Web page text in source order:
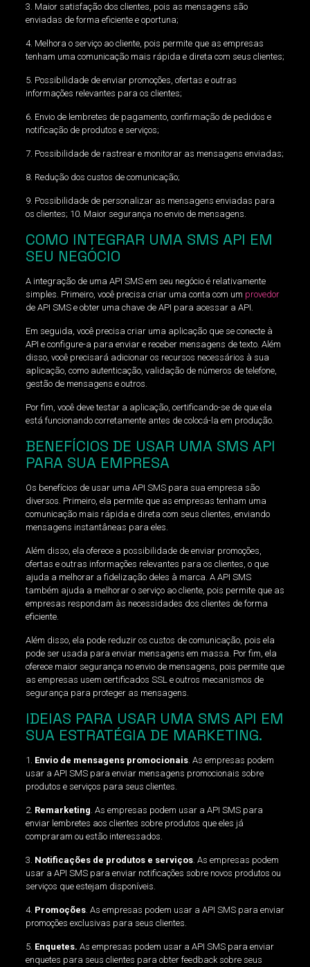
3. Maior satisfação dos clientes, pois as mensagens são
enviadas de forma eficiente e oportuna;
4. Melhora o serviço ao cliente, pois permite que as empresas
tenham uma comunicação mais rápida e direta com seus clientes;
5. Possibilidade de enviar promoções, ofertas e outras
informações relevantes para os clientes;
6. Envio de lembretes de pagamento, confirmação de pedidos e
notificação de produtos e serviços;
7. Possibilidade de rastrear e monitorar as mensagens enviadas;
8. Redução dos custos de comunicação;
9. Possibilidade de personalizar as mensagens enviadas para
os clientes; 10. Maior segurança no envio de mensagens.
COMO INTEGRAR UMA SMS API EM
SEU NEGÓCIO
A integração de uma API SMS em seu negócio é relativamente
simples. Primeiro, você precisa criar uma conta com um provedor
de API SMS e obter uma chave de API para acessar a API.
Em seguida, você precisa criar uma aplicação que se conecte à
API e configure-a para enviar e receber mensagens de texto. Além
disso, você precisará adicionar os recursos necessários à sua
aplicação, como autenticação, validação de números de telefone,
gestão de mensagens e outros.
Por fim, você deve testar a aplicação, certificando-se de que ela
está funcionando corretamente antes de colocá-la em produção.
BENEFÍCIOS DE USAR UMA SMS API
PARA SUA EMPRESA
Os benefícios de usar uma API SMS para sua empresa são
diversos. Primeiro, ela permite que as empresas tenham uma
comunicação mais rápida e direta com seus clientes, enviando
mensagens instantâneas para eles.
Além disso, ela oferece a possibilidade de enviar promoções,
ofertas e outras informações relevantes para os clientes, o que
ajuda a melhorar a fidelização deles à marca. A API SMS
também ajuda a melhorar o serviço ao cliente, pois permite que as
empresas respondam às necessidades dos clientes de forma
eficiente.
Além disso, ela pode reduzir os custos de comunicação, pois ela
pode ser usada para enviar mensagens em massa. Por fim, ela
oferece maior segurança no envio de mensagens, pois permite que
as empresas usem certificados SSL e outros mecanismos de
segurança para proteger as mensagens.
IDEIAS PARA USAR UMA SMS API EM
SUA ESTRATÉGIA DE MARKETING.
1. Envio de mensagens promocionais. As empresas podem
usar a API SMS para enviar mensagens promocionais sobre
produtos e serviços para seus clientes.
2. Remarketing . As empresas podem usar a API SMS para
enviar lembretes aos clientes sobre produtos que eles já
compraram ou estão interessados.
3. Notificações de produtos e serviços. As empresas podem
usar a API SMS para enviar notificações sobre novos produtos ou
serviços que estejam disponíveis.
4. Promoções. As empresas podem usar a API SMS para enviar
promoções exclusivas para seus clientes.
5. Enquetes. As empresas podem usar a API SMS para enviar
enquetes para seus clientes para obter feedback sobre seus